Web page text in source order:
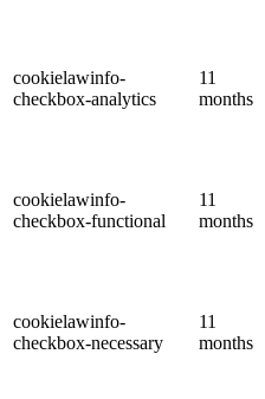
cookielawinfo-
checkbox-analytics
11
months
cookielawinfo-
checkbox-functional
11
months
cookielawinfo-
checkbox-necessary
11
months